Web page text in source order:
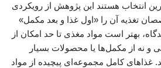
انتخاب هستند این پژوهش از رویکردی
تغذیه آن را «اول غذا و بعد مکمل»
بهتر است مواد مغذی تا حد امکان از
و نه از مکمل‌ها یا محصولات بسیار
غذاهای کامل مجموعه‌ای پیچیده از مواد